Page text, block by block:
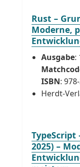
Rust –
Moderne,
Ausgabe:
ISBN:
Herdt-
TypeScript
2025) –